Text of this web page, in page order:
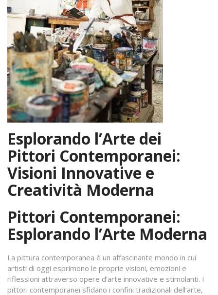
Esplorando l’Arte dei
Pittori Contemporanei:
Visioni Innovative e
Creatività Moderna
Pittori Contemporanei:
Esplorando l’Arte Moderna
La pittura contemporanea è un affascinante mondo in cui
artisti di oggi esprimono le proprie visioni, emozioni e
riflessioni attraverso opere d’arte innovative e stimolanti. I
pittori contemporanei sfidano i confini tradizionali dell’arte,